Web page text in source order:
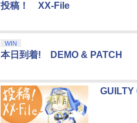
投稿！ XX-File
WIN
本日到着! DEMO & PATCH
GUILTY